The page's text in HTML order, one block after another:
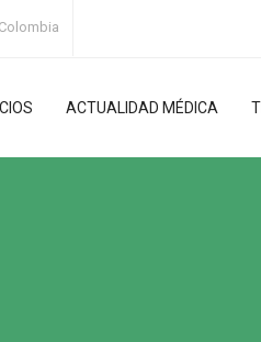
ACTUALIDAD MÉDICA